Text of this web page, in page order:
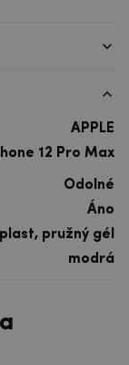
APPLE
12 Pro Max
Odolné
Áno
pružný gél
modrá